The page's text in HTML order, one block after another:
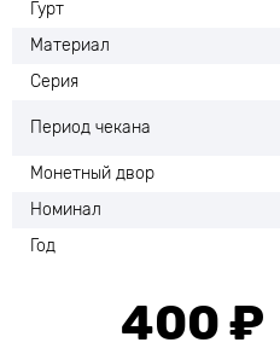
Гурт
Материал
Серия
Период чекана
Монетный двор
Номинал
Год
400 ₽